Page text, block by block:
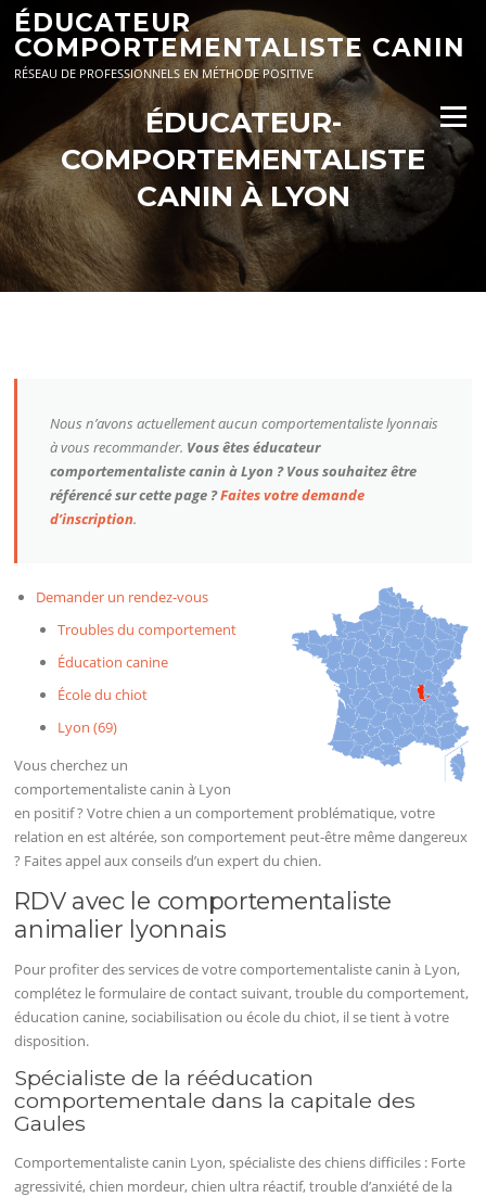
Aller
contenu
ÉDUCATEUR
COMPORTEMENTALISTE CANIN
RÉSEAU DE PROFESSIONNELS EN MÉTHODE POSITIVE
Menu
ÉDUCATEUR-
COMPORTEMENTALISTE
CANIN À LYON
Nous n’avons actuellement aucun comportementaliste lyonnais
à vous recommander. Vous êtes éducateur
comportementaliste canin à Lyon ? Vous souhaitez être
référencé sur cette page ?Faites votre demande
d’inscription.
Demander un rendez-vous
Troubles du comportement
Éducation canine
École du chiot
Lyon (69)
Vous cherchez un
comportementaliste canin à Lyon
en positif ? Votre chien a un comportement problématique, votre
relation en est altérée, son comportement peut-être même dangereux
? Faites appel aux conseils d’un expert du chien.
RDV avec le comportementaliste
animalier lyonnais
Pour profiter des services de votre comportementaliste canin à Lyon,
complétez le formulaire de contact suivant, trouble du comportement,
éducation canine, sociabilisation ou école du chiot, il se tient à votre
disposition.
Spécialiste de la rééducation
comportementale dans la capitale des
Gaules
Comportementaliste canin Lyon, spécialiste des chiens difficiles : Forte
agressivité, chien mordeur, chien ultra réactif, trouble d’anxiété de la